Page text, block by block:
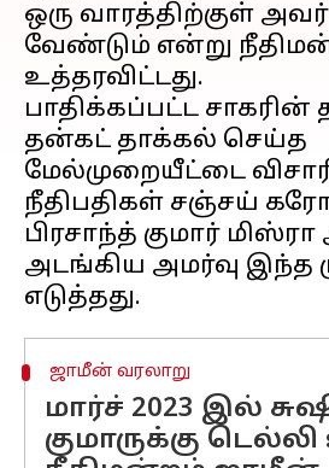
ஒரு வாரத்திற்குள்
வேண்டும் என்று
உத்தரவிட்டது.
பாதிக்கப்பட்ட
தன்கட் தாக்கல் செய்த
மேல்முறையீட்டை
நீதிபதிகள் சஞ்சய்
பிரசாந்த் குமார்
அடங்கிய அமர்வு இந்த
ஜாமீன் வரலாறு
மார்ச் 2023 இல்
குமாருக்கு